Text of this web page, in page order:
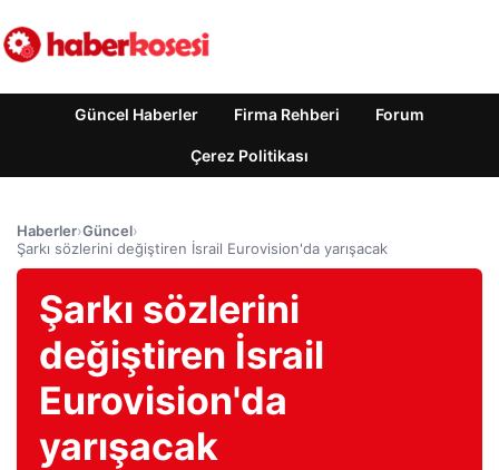
Güncel Haberler Firma Rehberi Forum
Çerez Politikası
Haberler›Güncel›
Şarkı sözlerini değiştiren İsrail Eurovision'da yarışacak
Şarkı sözlerini
değiştiren İsrail
Eurovision'da
yarışacak